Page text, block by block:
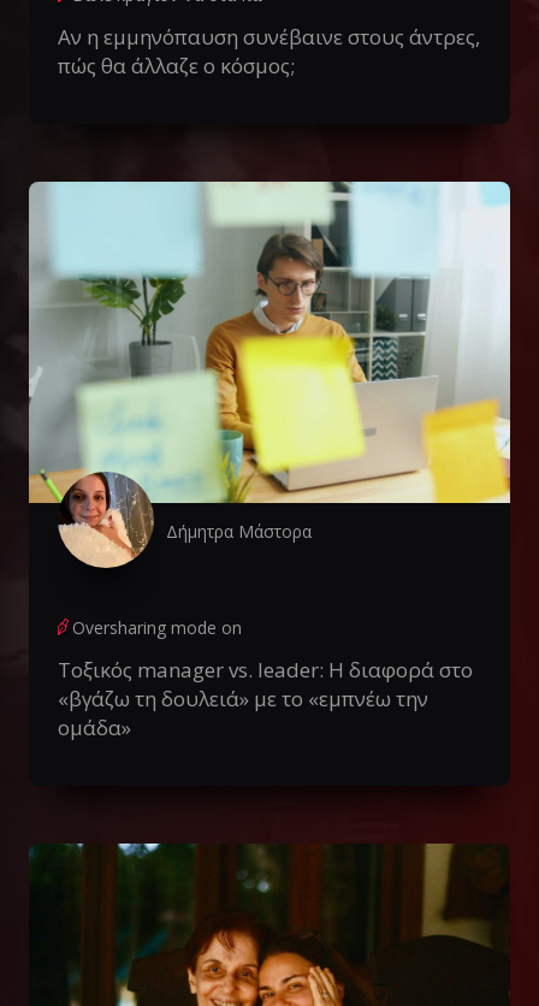
Αν η εμμηνόπαυση συνέβαινε στους άντρες,
πώς θα άλλαζε ο κόσμος;
Δήμητρα Μάστορα
Oversharing mode on
Τοξικός manager vs. leader: Η διαφορά στο
«βγάζω τη δουλειά» με το «εμπνέω την
ομάδα»